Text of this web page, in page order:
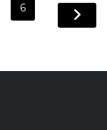
6